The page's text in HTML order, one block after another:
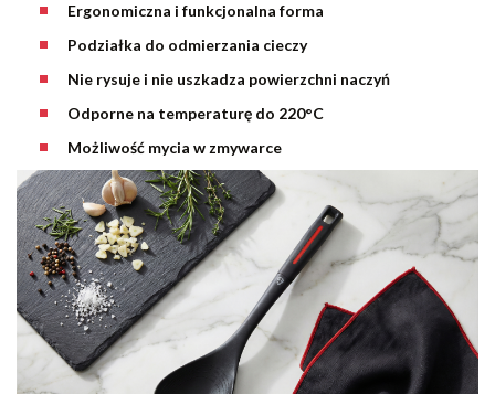
Ergonomiczna i funkcjonalna forma
Podziałka do odmierzania cieczy
Nie rysuje i nie uszkadza powierzchni naczyń
Odporne na temperaturę do 220°C
Możliwość mycia w zmywarce